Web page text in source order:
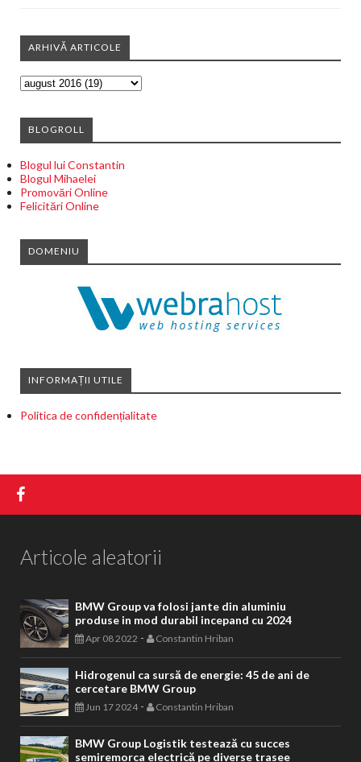
ARHIVĂ ARTICOLE
BLOGROLL
Blogul lui Constantin
Blogul Mihaelei
Promovări Online
Felicitări Online
DOMENIU
INFORMAȚII UTILE
Politica de confidențialitate
Articole aleatorii
BMW Group va folosi jante din aluminiu
produse in mod durabil incepand cu 2024
Apr 08 2022 - Constantin Hriban
Hidrogenul ca sursă de energie: 45 de ani de
cercetare BMW Group
Jun 17 2024- Constantin Hriban
BMW Group Logistik testează cu succes
semiremorca electrică pe diverse trasee